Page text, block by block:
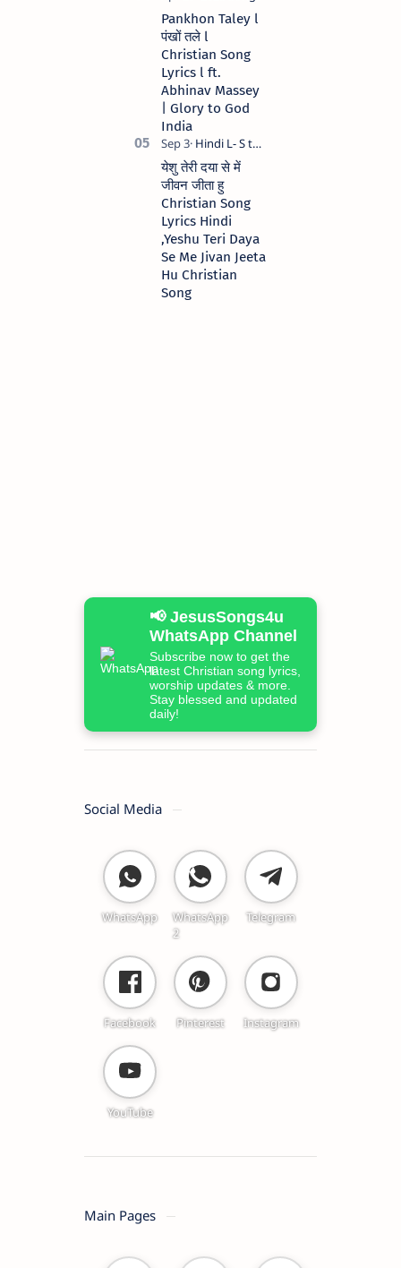
Pankhon Taley l
पंखों तले l
Christian Song
Lyrics l ft.
Abhinav Massey
| Glory to God
India
येशु तेरी दया से में
जीवन जीता हु
Christian Song
Lyrics Hindi
,Yeshu Teri Daya
Se Me Jivan Jeeta
Hu Christian
Song
📢 JesusSongs4u
WhatsApp Channel
Subscribe now to get the
latest Christian song lyrics,
worship updates & more.
Stay blessed and updated
daily!
Social Media
WhatsApp
WhatsApp
2
Telegram
Facebook Pinterest Instagram
YouTube
Main Pages